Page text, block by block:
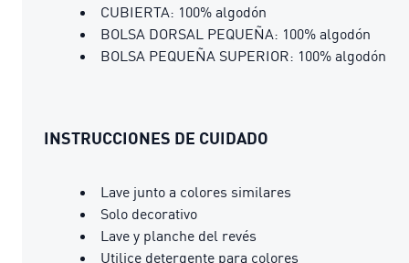
CUBIERTA: 100% algodón
BOLSA DORSAL PEQUEÑA: 100% algodón
BOLSA PEQUEÑA SUPERIOR: 100% algodón
INSTRUCCIONES DE CUIDADO
Lave junto a colores similares
Solo decorativo
Lave y planche del revés
Utilice detergente para colores